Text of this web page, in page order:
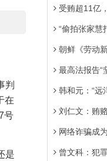
判
在
号
是
受贿超11亿
“偷拍张家慧
朝鲜《劳动
最高法报告“
韩和元：“远
刘仁文：贿
网络诈骗成
曾文科：犯